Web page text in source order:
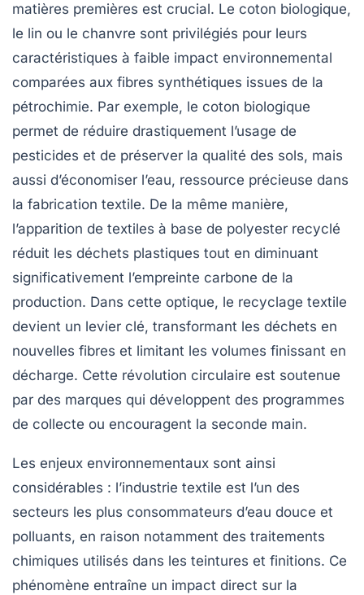
matières premières est crucial. Le coton biologique,
le lin ou le chanvre sont privilégiés pour leurs
caractéristiques à faible impact environnemental
comparées aux fibres synthétiques issues de la
pétrochimie. Par exemple, le coton biologique
permet de réduire drastiquement l’usage de
pesticides et de préserver la qualité des sols, mais
aussi d’économiser l’eau, ressource précieuse dans
la fabrication textile. De la même manière,
l’apparition de textiles à base de polyester recyclé
réduit les déchets plastiques tout en diminuant
significativement l’empreinte carbone de la
production. Dans cette optique, le recyclage textile
devient un levier clé, transformant les déchets en
nouvelles fibres et limitant les volumes finissant en
décharge. Cette révolution circulaire est soutenue
par des marques qui développent des programmes
de collecte ou encouragent la seconde main.
Les enjeux environnementaux sont ainsi
considérables : l’industrie textile est l’un des
secteurs les plus consommateurs d’eau douce et
polluants, en raison notamment des traitements
chimiques utilisés dans les teintures et finitions. Ce
phénomène entraîne un impact direct sur la